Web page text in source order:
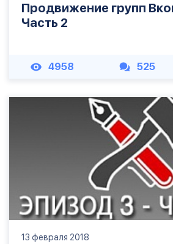
Продвижение групп
Часть 2
4958 525
13 февраля 2018